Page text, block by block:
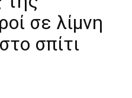
σε λίμνη
σπίτι